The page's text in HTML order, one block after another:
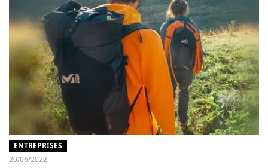
ENTREPRISES
20/06/2022